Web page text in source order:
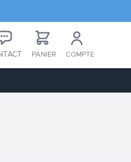
PANIER COMPTE